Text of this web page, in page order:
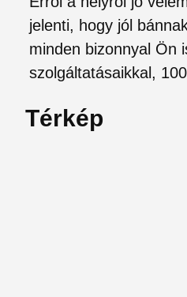
jelenti, hogy jól
minden bizonnyal Ön
szolgáltatásaikkal,
Térkép